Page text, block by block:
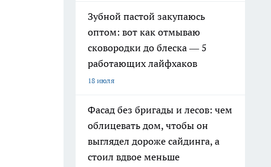
Зубной пастой закупаюсь
оптом: вот как отмываю
сковородки до блеска — 5
работающих лайфхаков
18 июля
Фасад без бригады и лесов: чем
облицевать дом, чтобы он
выглядел дороже сайдинга, а
стоил вдвое меньше